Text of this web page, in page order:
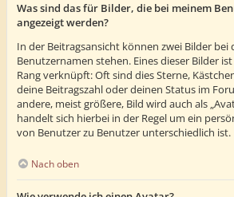
Was sind das für Bilder, die bei meinem
angezeigt werden?
In der Beitragsansicht können zwei Bilder bei
Benutzernamen stehen. Eines dieser Bilder
Rang verknüpft: Oft sind dies Sterne,
deine Beitragszahl oder deinen Status im
andere, meist größere, Bild wird auch als
handelt sich hierbei in der Regel um ein
von Benutzer zu Benutzer unterschiedlich ist.
Nach oben